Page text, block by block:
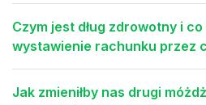
Czym jest dług zdrowotny i
wystawienie rachunku przez
Jak zmieniłby nas drugi